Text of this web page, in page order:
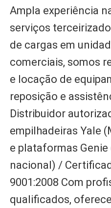
Ampla experiência
serviços
de cargas em
comerciais, somos
e locação de
reposição e
Distribuidor
empilhadeiras Yale
e plataformas
nacional) /
9001:2008 Com
qualificados,